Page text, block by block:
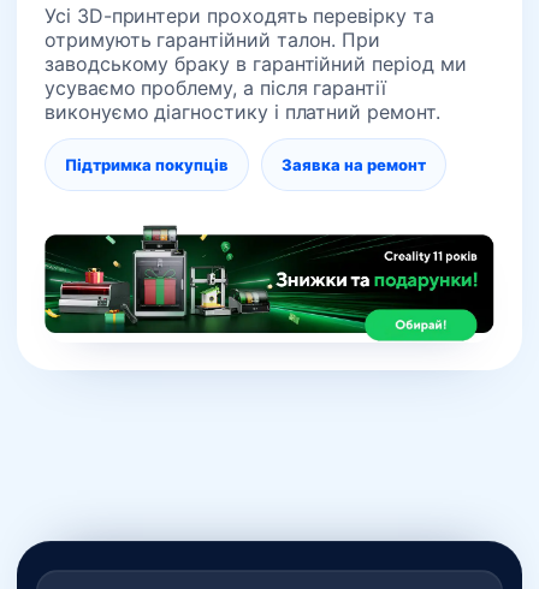
Усі 3D-принтери проходять перевірку та
отримують гарантійний талон. При
заводському браку в гарантійний період ми
усуваємо проблему, а після гарантії
виконуємо діагностику і платний ремонт.
Підтримка покупців Заявка на ремонт